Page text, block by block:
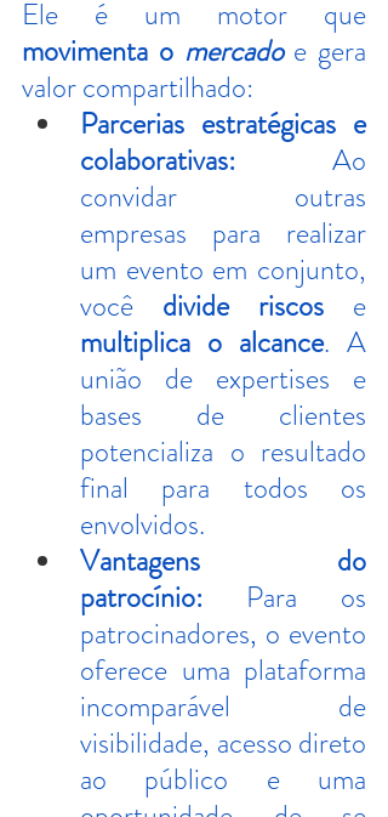
movimenta o mercado e gera
valor compartilhado:
Parcerias estratégicas e
colaborativas: Ao
convidar outras
empresas para realizar
um evento em conjunto,
você divide riscos
multiplica o alcance. A
união de expertises e
bases de clientes
potencializa o resultado
final para todos os
envolvidos.
Vantagens do
patrocínio: Para os
patrocinadores, o evento
oferece uma plataforma
incomparável de
visibilidade, acesso direto
ao público e uma